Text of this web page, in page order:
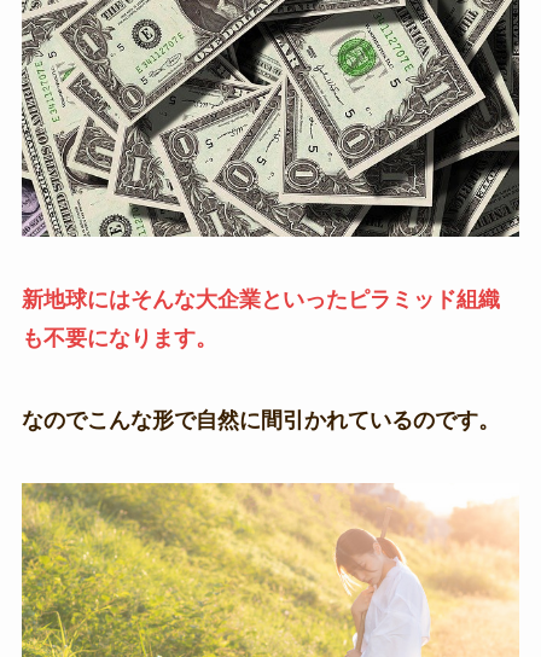
新地球にはそんな大企業といったピラミッド組織
も不要になります。
なのでこんな形で自然に間引かれているのです。